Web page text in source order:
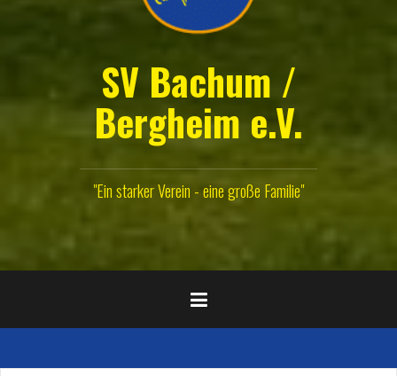
SV Bachum /
Bergheim e.V.
"Ein starker Verein - eine große Familie"